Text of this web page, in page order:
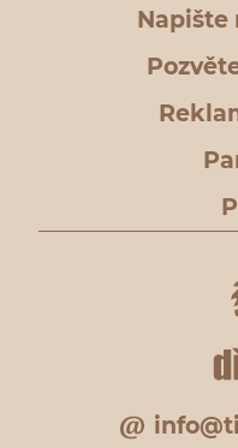
Napište